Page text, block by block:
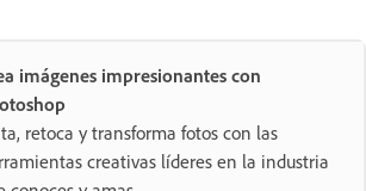
imágenes impresionantes con
retoca y transforma fotos con las
creativas líderes en la industria